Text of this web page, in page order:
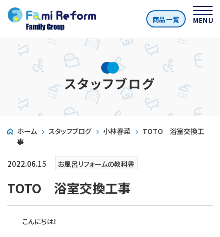
商品一覧 MENU
スタッフブログ
ホーム スタッフブログ 小林春菜
TOTO 浴室交換工
事
2022.06.15 お風呂リフォームの教科書
TOTO 浴室交換工事
こんにちは！